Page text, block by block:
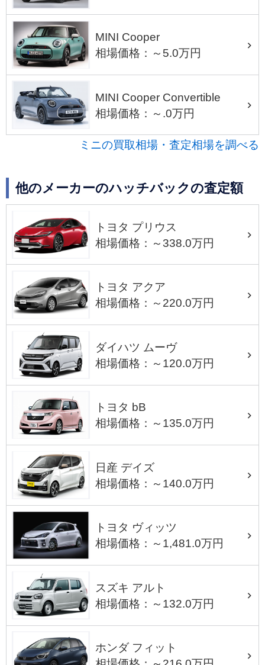
MINI Cooper
相場価格：～5.0万円
MINI Cooper Convertible
相場価格：～.0万円
ミニの買取相場・査定相場を調べる
他のメーカーのハッチバックの査定額
トヨタ プリウス
相場価格：～338.0万円
トヨタ アクア
相場価格：～220.0万円
ダイハツ ムーヴ
相場価格：～120.0万円
トヨタ bB
相場価格：～135.0万円
日産 デイズ
相場価格：～140.0万円
トヨタ ヴィッツ
相場価格：～1,481.0万円
スズキ アルト
相場価格：～132.0万円
ホンダ フィット